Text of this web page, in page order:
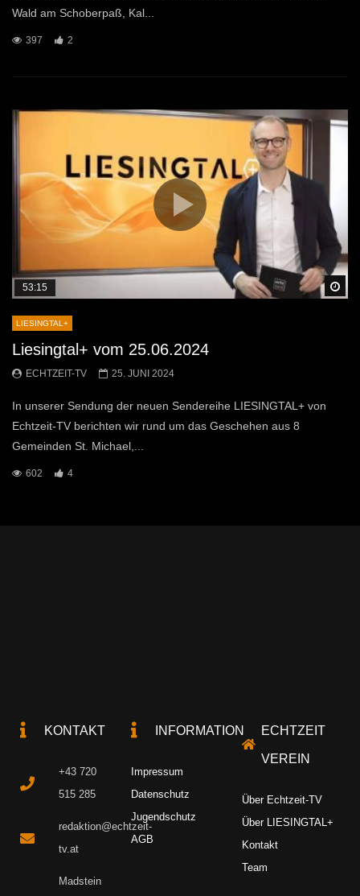
Wald am Schoberpaß, Kal...
397 2
53:15
LIESINGTAL+
Liesingtal+ vom 25.06.2024
ECHTZEIT-TV 25. JUNI 2024
In unserer Sendung der neuen Sendereihe LIESINGTAL+ von
Echtzeit-TV berichten wir rund um das Geschehen aus 8
Gemeinden St. Michael,...
602 4
KONTAKT
+43 720
515 285
redaktion@echtzeit-
tv.at
Madstein
INFORMATION
Impressum
Datenschutz
Jugendschutz
AGB
ECHTZEIT
VEREIN
Über Echtzeit-TV
Über LIESINGTAL+
Kontakt
Team